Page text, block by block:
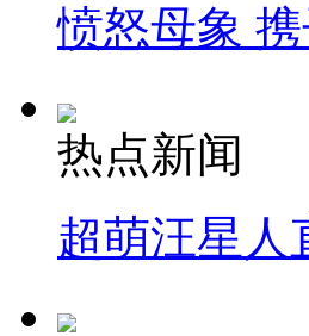
愤怒母象
热点新闻
超萌汪星人